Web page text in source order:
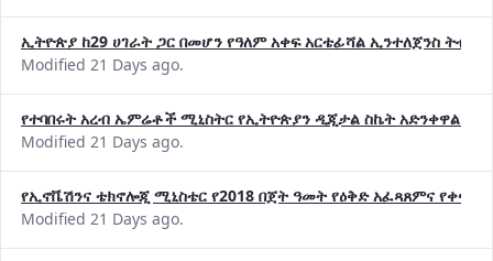
ኢትዮጵያ ከ29 ሀገራት ጋር በመሆን የዓለም አቀፍ አርቴፊሻል ኢንተለጀንስ
Modified 21 Days ago.
የተባበሩት አረብ ኤምሬቶች ሚኒስትር የኢትዮጵያን ዲጂታል ስኬት አድንቀዋል
Modified 21 Days ago.
የኢኖቬሽንና ቴክኖሎጂ ሚኒስቴር የ2018 በጀት ዓመት የዕቅድ አፈጻጸምና
Modified 21 Days ago.